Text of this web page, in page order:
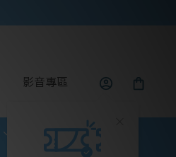
影音專區
玩具童書